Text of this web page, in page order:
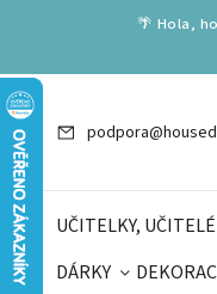
🌴 Hola,
UČITELKY, UČITELÉ
DÁRKY